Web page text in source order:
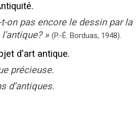
on pas encore le dessin par la
» (P.-É. Borduas, 1948).
d'art antique.
précieuse.
d’antiques.